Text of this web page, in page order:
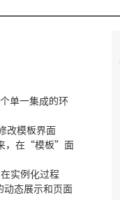
单一集成的环
改模板界面
，在“模板”面
实例化过程
动态展示和页面